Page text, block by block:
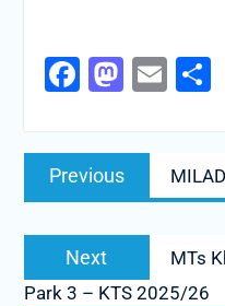
Facebook
Navigasi
posPrevious
post:
Next
post:
MTs
Park 3 – KTS 2025/26